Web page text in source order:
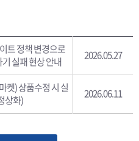
트 정책 변경으로
실패 현상 안내
2026.05.27
켓) 상품수정 시 실
상화)
2026.06.11